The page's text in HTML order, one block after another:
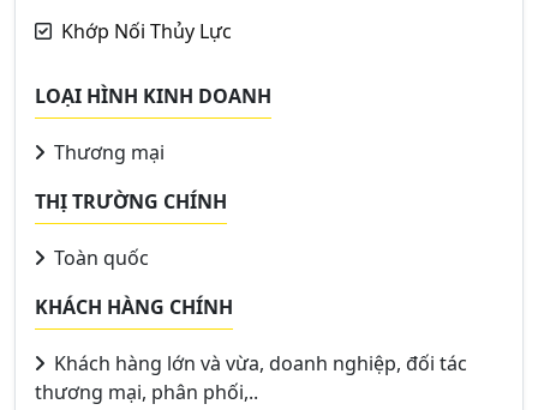
Khớp Nối Thủy Lực
LOẠI HÌNH KINH DOANH
Thương mại
THỊ TRƯỜNG CHÍNH
Toàn quốc
KHÁCH HÀNG CHÍNH
Khách hàng lớn và vừa, doanh nghiệp, đối tác
thương mại, phân phối,..